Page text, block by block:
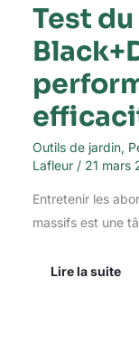
Test
Outils de jardin,
Lafleur / 21 mars
Entretenir les
massifs est une
Lire la suite